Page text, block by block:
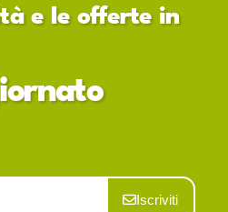
e le offerte in
Iscriviti